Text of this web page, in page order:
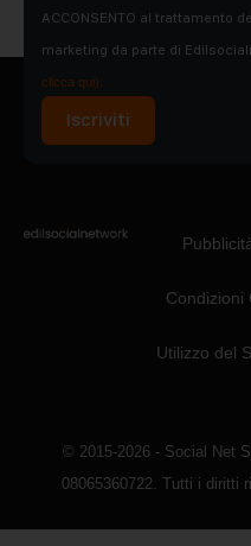
ACCONSENTO al trattamento
marketing da parte di
clicca qui).
Iscriviti
Condizioni
Utilizzo del
© 2015-2026 - Social Net
08065360722. Tutti i diritti